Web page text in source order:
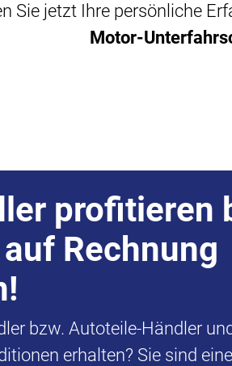
Sie jetzt Ihre persönliche
Motor-
profitieren
Rechnung
bzw. Autoteile-Händler
erhalten? Sie sind